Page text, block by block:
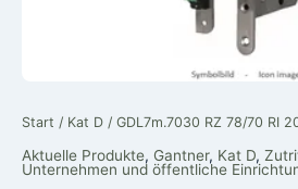
Start / Kat D / GDL7m.7030 RZ 78/70 RI
Aktuelle Produkte, Gantner, Kat D,
Unternehmen und öffentliche